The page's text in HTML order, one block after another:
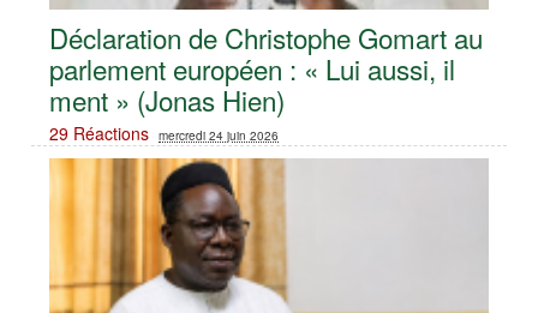
Déclaration de Christophe Gomart au
parlement européen : « Lui aussi, il
ment » (Jonas Hien)
29 Réactions mercredi 24 juin 2026